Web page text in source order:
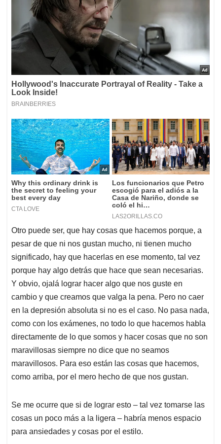
Otro puede ser, que hay cosas que hacemos porque, a
pesar de que ni nos gustan mucho, ni tienen mucho
significado, hay que hacerlas en ese momento, tal vez
porque hay algo detrás que hace que sean necesarias.
Y obvio, ojalá lograr hacer algo que nos guste en
cambio y que creamos que valga la pena. Pero no caer
en la depresión absoluta si no es el caso. No pasa nada,
como con los exámenes, no todo lo que hacemos habla
directamente de lo que somos y hacer cosas que no son
maravillosas siempre no dice que no seamos
maravillosos. Para eso están las cosas que hacemos,
como arriba, por el mero hecho de que nos gustan.
Se me ocurre que si de lograr esto – tal vez tomarse las
cosas un poco más a la ligera – habría menos espacio
para ansiedades y cosas por el estilo.